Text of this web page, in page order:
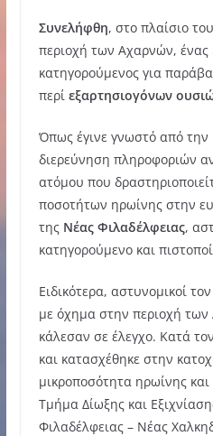
Συνελήφθη, στο πλαίσιο
περιοχή των Αχαρνών, ένας
κατηγορούμενος για
περί εξαρτησιογόνων
Όπως έγινε γνωστό από
διερεύνηση πληροφοριών
ατόμου που
ποσοτήτων ηρωίνης στην
της Νέας Φιλαδέλφειας,
κατηγορούμενο και
Ειδικότερα, αστυνομικοί
με όχημα στην περιοχή των
κάλεσαν σε έλεγχο. Κατά
και κατασχέθηκε στην
μικροποσότητα ηρωίνης
Τμήμα Δίωξης και
Φιλαδέλφειας – Νέας